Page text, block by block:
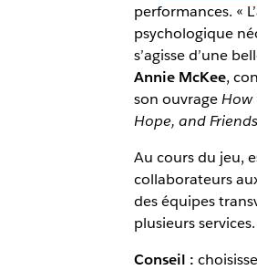
performances. «
psychologique
s’agisse d’une
Annie McKee,
son ouvrageHow
Hope, and
Au cours du jeu,
collaborateurs
des équipes
plusieurs services.
Conseil :